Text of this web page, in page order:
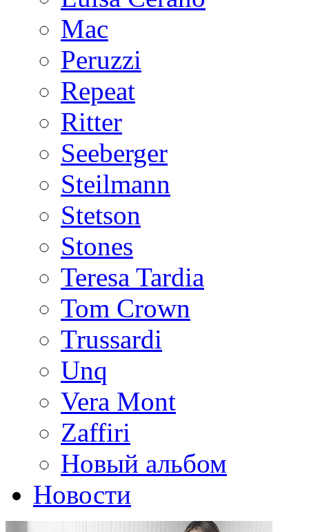
Mac
Peruzzi
Repeat
Ritter
Seeberger
Steilmann
Stetson
Stones
Teresa Tardia
Tom Crown
Trussardi
Unq
Vera Mont
Zaffiri
Новый альбом
Новости